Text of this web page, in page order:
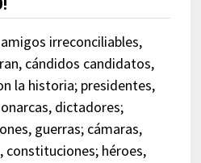
irreconciliables,
cándidos candidatos,
la historia; presidentes,
dictadores;
guerras; cámaras,
constituciones; héroes,